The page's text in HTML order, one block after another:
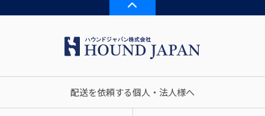
配送を依頼する個人・法人様へ